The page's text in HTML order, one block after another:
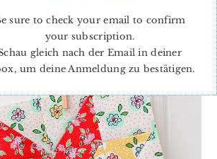
sure to check your email to confirm
your subscription.
gleich nach der Email in deiner
um deine Anmeldung zu bestätigen.